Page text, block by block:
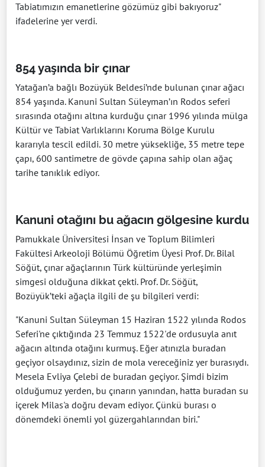
Tabiatımızın emanetlerine gözümüz gibi bakıyoruz"
ifadelerine yer verdi.
854 yaşında bir çınar
Yatağan’a bağlı Bozüyük Beldesi’nde bulunan çınar ağacı
854 yaşında. Kanuni Sultan Süleyman’ın Rodos seferi
sırasında otağını altına kurduğu çınar 1996 yılında mülga
Kültür ve Tabiat Varlıklarını Koruma Bölge Kurulu
kararıyla tescil edildi. 30 metre yüksekliğe, 35 metre tepe
çapı, 600 santimetre de gövde çapına sahip olan ağaç
tarihe tanıklık ediyor.
Kanuni otağını bu ağacın gölgesine kurdu
Pamukkale Üniversitesi İnsan ve Toplum Bilimleri
Fakültesi Arkeoloji Bölümü Öğretim Üyesi Prof. Dr. Bilal
Söğüt, çınar ağaçlarının Türk kültüründe yerleşimin
simgesi olduğuna dikkat çekti. Prof. Dr. Söğüt,
Bozüyük’teki ağaçla ilgili de şu bilgileri verdi:
"Kanuni Sultan Süleyman 15 Haziran 1522 yılında Rodos
Seferi'ne çıktığında 23 Temmuz 1522'de ordusuyla anıt
ağacın altında otağını kurmuş. Eğer atınızla buradan
geçiyor olsaydınız, sizin de mola vereceğiniz yer burasıydı.
Mesela Evliya Çelebi de buradan geçiyor. Şimdi bizim
olduğumuz yerden, bu çınarın yanından, hatta buradan su
içerek Milas'a doğru devam ediyor. Çünkü burası o
dönemdeki önemli yol güzergahlarından biri."